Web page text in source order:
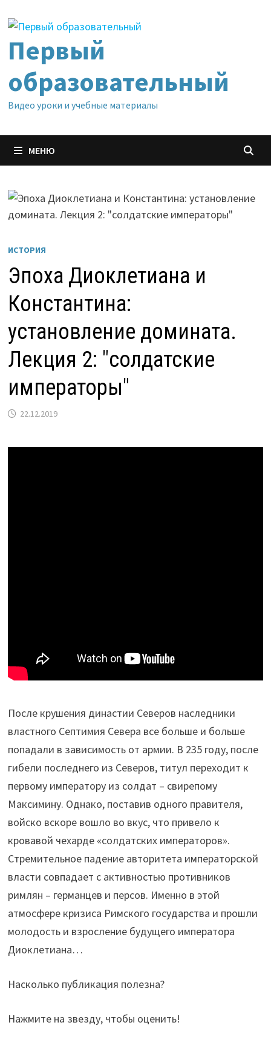
содержимому
Первый
образовательный
Видео уроки и учебные материалы
МЕНЮ
ИСТОРИЯ
Эпоха Диоклетиана и
Константина:
установление домината.
Лекция 2: "солдатские
императоры"
22.12.2019
После крушения династии Северов наследники
властного Септимия Севера все больше и больше
попадали в зависимость от армии. В 235 году, после
гибели последнего из Северов, титул переходит к
первому императору из солдат – свирепому
Максимину. Однако, поставив одного правителя,
войско вскоре вошло во вкус, что привело к
кровавой чехарде «солдатских императоров».
Стремительное падение авторитета императорской
власти совпадает с активностью противников
римлян – германцев и персов. Именно в этой
атмосфере кризиса Римского государства и прошли
молодость и взросление будущего императора
Диоклетиана…
Насколько публикация полезна?
Нажмите на звезду, чтобы оценить!